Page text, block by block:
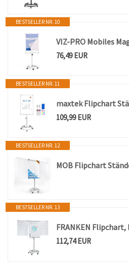
BESTSELLER NR. 10
76,49 EUR
BESTSELLER NR. 11
109,99 EUR
BESTSELLER NR. 12
BESTSELLER NR. 13
112,74 EUR